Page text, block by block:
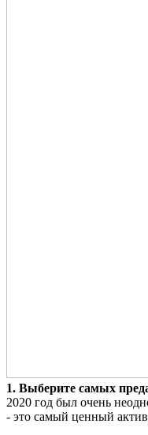
1. Выберите самых
2020 год был очень
- это самый ценный